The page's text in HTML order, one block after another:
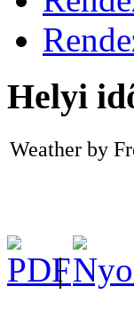
Helyi
Weather by
|